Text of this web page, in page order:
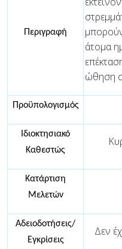
Περιγραφή
άτομα
ώθηση
Προϋπολογισμός
Ιδιοκτησιακό
Καθεστώς
Κατάρτιση
Μελετών
Αδειοδοτήσεις/
Εγκρίσεις
Δεν